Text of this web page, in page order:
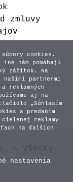
zmluvy
súbory cookies.
nám pomáhajú
zážitok. Na
našimi partnermi
reklamných
aj na
„Súhlasím
a predaním
cielenej reklamy
na ďalších
nastavenia